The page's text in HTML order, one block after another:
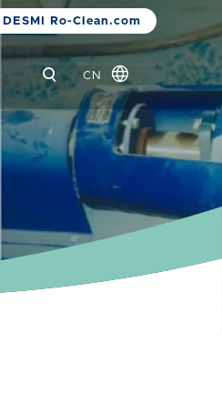
DESMI Ro-Clean.com
CN
Global
Danish
Dutch
German
Italian
Korean